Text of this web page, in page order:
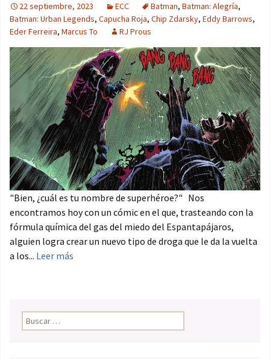
22 septiembre, 2023 ECC Batman, Batman: Alegría,
Batman: Urban Legends, Capucha Roja, Chip Zdarsky, Eddy Barrows,
Eder Ferreira, Marcus To RJ Prous
"Bien, ¿cuál es tu nombre de superhéroe?" Nos
encontramos hoy con un cómic en el que, trasteando con la
fórmula química del gas del miedo del Espantapájaros,
alguien logra crear un nuevo tipo de droga que le da la vuelta
a los... Leer más
Buscar: